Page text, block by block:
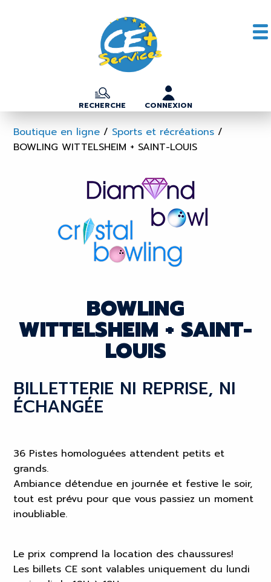
RECHERCHE CONNEXION
Boutique en ligne / Sports et récréations /
BOWLING WITTELSHEIM + SAINT-LOUIS
BOWLING
WITTELSHEIM + SAINT-
LOUIS
BILLETTERIE NI REPRISE, NI
ÉCHANGÉE
36 Pistes homologuées attendent petits et
grands.
Ambiance détendue en journée et festive le soir,
tout est prévu pour que vous passiez un moment
inoubliable.
Le prix comprend la location des chaussures!
Les billets CE sont valables uniquement du lundi